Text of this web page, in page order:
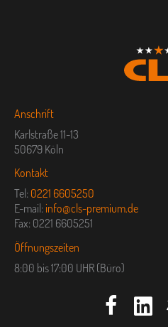
Anschrift
Karlstraße 11-13
50679 Köln
Kontakt
Tel: 0221 6605250
E-mail: info@cls-premium.de
Fax: 0221 6605251
Öffnungszeiten
8:00 bis 17:00 UHR (Büro)